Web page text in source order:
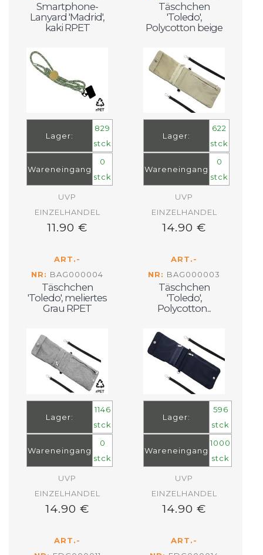
Smartphone-
Lanyard 'Madrid',
kaki RPET
Lager:
829
stck
Wareneingang
0
stck
UVP
EINZELHANDEL
11.90 €
Täschchen
'Toledo',
Polycotton beige
Lager:
622
stck
Wareneingang
0
stck
UVP
EINZELHANDEL
14.90 €
ART.-
NR: BAG000004
Täschchen
'Toledo', meliertes
Grau RPET
Lager:
1146
stck
Wareneingang
0
stck
UVP
EINZELHANDEL
14.90 €
ART.-
NR: BAG000003
Täschchen
'Toledo',
Polycotton...
Lager:
596
stck
Wareneingang
1000
stck
UVP
EINZELHANDEL
14.90 €
ART.-
ART.-